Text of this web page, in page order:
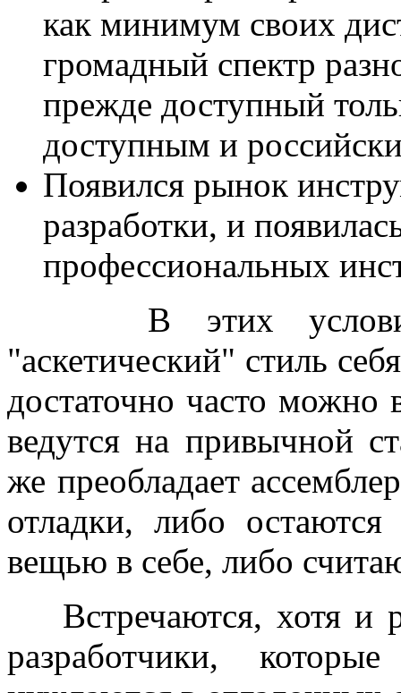
как минимум своих
громадный спектр
прежде доступный
доступным и
Появился рынок
разработки, и
профессиональных
В этих
"аскетический" стиль
достаточно часто можно
ведутся на привычной
же преобладает
отладки, либо остаются
вещью в себе, либо
Встречаются, хотя и
разработчики,